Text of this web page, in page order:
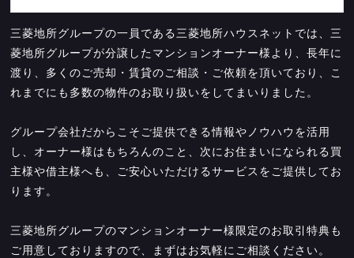
三菱地所グループの一員である三菱地所ハウスネットでは、三
菱地所グループが分譲したマンションオーナー様より、長年に
渡り、多くのご売却・賃貸のご相談・ご依頼を頂いており、こ
れまでにも多数の物件のお取り扱いをしてまいりました。
グループ会社だからこそご提供できる情報やノウハウを活用
し、オーナー様はもちろんのこと、次にお住まいになられる買
主様や借主様へも、ご安心いただけるサービスをご提供してお
ります。
三菱地所グループのマンションオーナー様限定のお取引特典も
ご用意しておりますので、まずはお気軽にご相談ください。